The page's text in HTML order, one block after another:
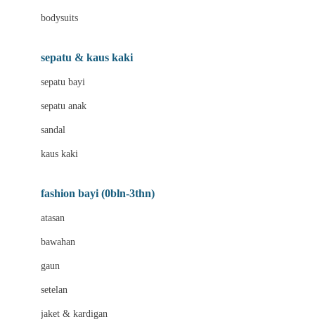
Beauty Barn
Bio Oil
Biolane
Bizzi Growin
Blooming Marvellous
Bravado
Buds Organics
bodysuits
sepatu & kaus kaki
sepatu bayi
sepatu anak
sandal
kaus kaki
fashion bayi (0bln-3thn)
atasan
bawahan
gaun
setelan
jaket & kardigan